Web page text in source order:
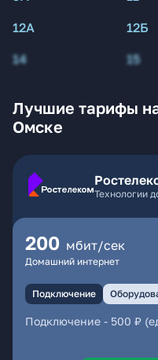
12А
12Б
14
15
Лучшие тарифы
Омске
Технологии
200 мбит/сек
Домашний интернет
Подключение
Подключение - 500 ₽